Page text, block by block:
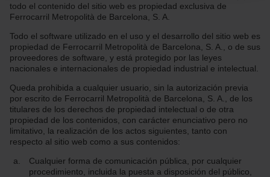
nuestra Política de cookies.
En cualquier momento de la navegación en esta web,
podrás modificar tu selección de cookies seleccionando
la opción “Gestor de cookies”, que encontrarás en el
menú de la parte inferior de la web.
todo el contenido del sitio web es propiedad exclusiva de
Ferrocarril Metropolità de Barcelona, S. A.
Todo el software utilizado en el uso y el desarrollo del sitio web es
propiedad de Ferrocarril Metropolità de Barcelona, S. A., o de sus
proveedores de software, y está protegido por las leyes
nacionales e internacionales de propiedad industrial e intelectual.
Queda prohibida a cualquier usuario, sin la autorización previa
por escrito de Ferrocarril Metropolità de Barcelona, S. A., de los
titulares de los derechos de propiedad intelectual o de otra
propiedad de los contenidos, con carácter enunciativo pero no
limitativo, la realización de los actos siguientes, tanto con
respecto al sitio web como a sus contenidos:
Cualquier forma de comunicación pública, por cualquier
procedimiento, incluida la puesta a disposición del público,